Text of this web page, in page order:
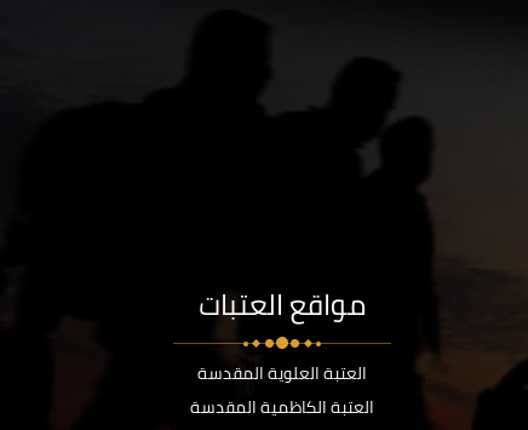
مواقع العتبات
العتبة العلوية المقدسة
العتبة الكاظمية المقدسة